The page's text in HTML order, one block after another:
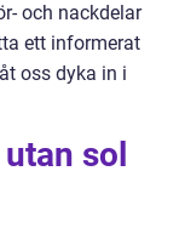
och nackdelar
ett informerat
oss dyka in i
sol